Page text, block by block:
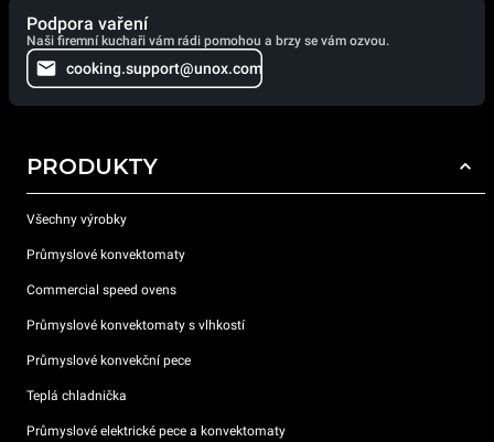
Podpora vaření
Naši firemní kuchaři vám rádi pomohou a brzy se vám ozvou.
cooking.support@unox.com
PRODUKTY
Všechny výrobky
Průmyslové konvektomaty
Commercial speed ovens
Průmyslové konvektomaty s vlhkostí
Průmyslové konvekční pece
Teplá chladnička
Průmyslové elektrické pece a konvektomaty